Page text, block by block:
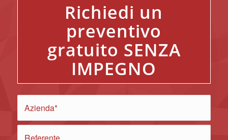
Richiedi un
preventivo
gratuito SENZA
IMPEGNO